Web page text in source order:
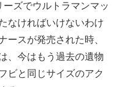
ズでウルトラマンマッ
なければいけないわけ
ースが発売された時、
、今はもう過去の遺物
ビと同じサイズのアク